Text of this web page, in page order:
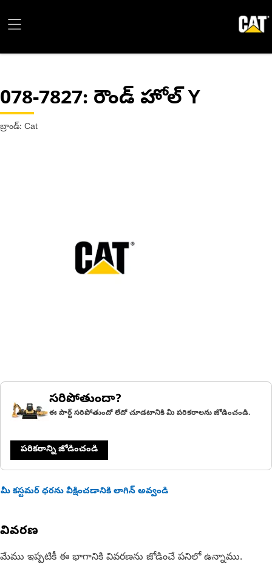
078-7827: రౌండ్ హోల్ Y
బ్రాండ్: Cat
సరిపోతుందా?
ఈ పార్ట్ సరిపోతుందో లేదో చూడటానికి మీ పరికరాలను జోడించండి.
పరికరాన్ని జోడించండి
మీ కస్టమర్ ధరను వీక్షించడానికి లాగిన్ అవ్వండి
వివరణ
మేము ఇప్పటికీ ఈ భాగానికి వివరణను జోడించే పనిలో ఉన్నాము.